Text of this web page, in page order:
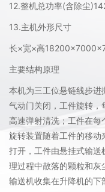
12.整机总功率(含除尘
13.主机外形尺寸
长×宽×高
主要结构原理
本机为三工位悬链线步进
气动门关闭，工件旋转
高速弹射清洗；工件在每
旋转装置随着工件的移动
打开，工件由悬挂式输
理过程中散落的颗粒和灰
输送机收集在升降机的下